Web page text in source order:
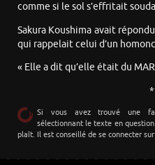
comme si le sol s’effritait
Sakura Koushima avait
qui rappelait celui d’un
« Elle a dit qu’elle était du
Si vous avez trouvé une
sélectionnant le texte en
plaît. Il est conseillé de se connecter